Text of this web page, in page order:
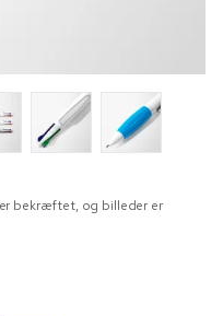
bekræftet, og billeder er